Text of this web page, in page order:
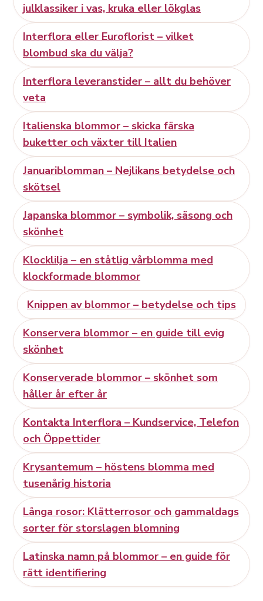
julklassiker i vas, kruka eller lökglas
Interflora eller Euroflorist – vilket
blombud ska du välja?
Interflora leveranstider – allt du behöver
veta
Italienska blommor – skicka färska
buketter och växter till Italien
Januariblomman – Nejlikans betydelse och
skötsel
Japanska blommor – symbolik, säsong och
skönhet
Klocklilja – en ståtlig vårblomma med
klockformade blommor
Knippen av blommor – betydelse och tips
Konservera blommor – en guide till evig
skönhet
Konserverade blommor – skönhet som
håller år efter år
Kontakta Interflora – Kundservice, Telefon
och Öppettider
Krysantemum – höstens blomma med
tusenårig historia
Långa rosor: Klätterrosor och gammaldags
sorter för storslagen blomning
Latinska namn på blommor – en guide för
rätt identifiering